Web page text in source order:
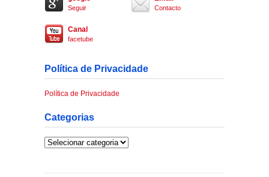
Seguir Contacto
Canal
facetube
Política de Privacidade
Política de Privacidade
Categorias
Categorias